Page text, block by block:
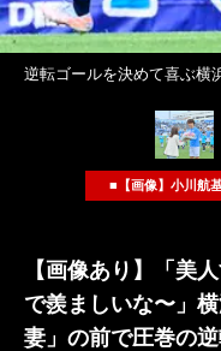
逆転ゴールを決めて喜ぶ
■【画像】小川航
【画像あり】「美
で羨ましいな〜」
妻」の前で圧巻の逆